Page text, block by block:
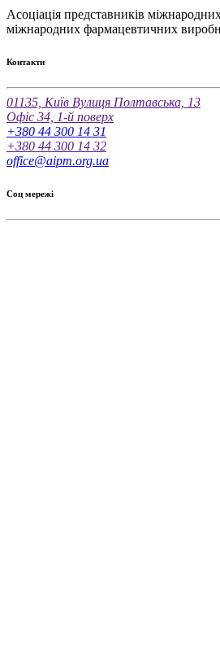
Асоціація представників
міжнародних фармацевтичних
Контакти
01135, Київ Вулиця Полтавська, 13
Офіс 34, 1-й поверх
+380 44 300 14 31
+380 44 300 14 32
office@aipm.org.ua
Соц мережі